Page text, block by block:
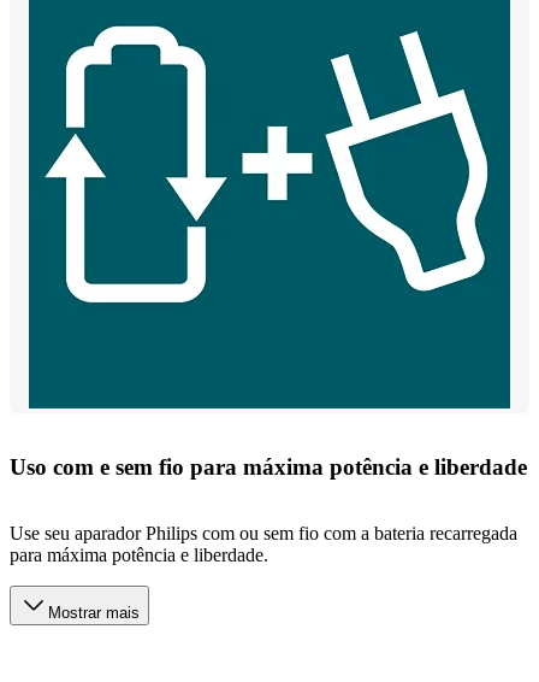
Uso com e sem fio para máxima potência e liberdade
Use seu aparador Philips com ou sem fio com a bateria recarregada
para máxima potência e liberdade.
Mostrar mais